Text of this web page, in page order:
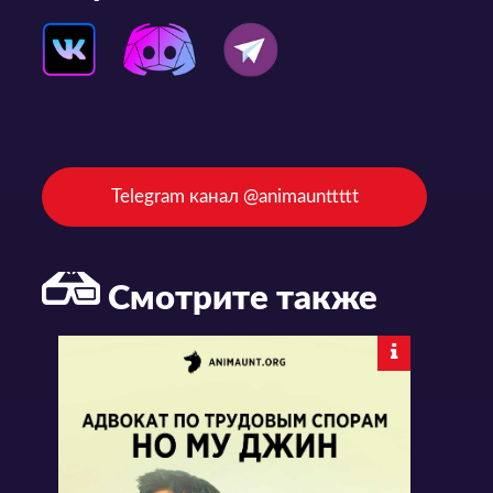
Telegram канал @animaunttttt
Смотрите также